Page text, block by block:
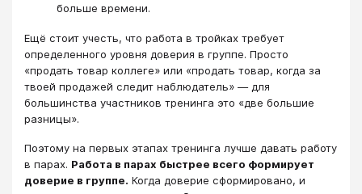
больше времени.
Ещё стоит учесть, что работа в тройках требует
определенного уровня доверия в группе. Просто
«продать товар коллеге» или «продать товар, когда за
твоей продажей следит наблюдатель» — для
большинства участников тренинга это «две большие
разницы».
Поэтому на первых этапах тренинга лучше давать работу
в парах. Работа в парах быстрее всего формирует
доверие в группе. Когда доверие сформировано, и